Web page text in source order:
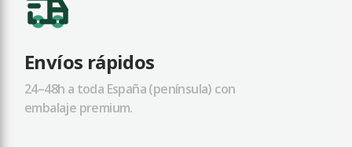
Envíos rápidos
24–48h a toda España (península) con
embalaje premium.